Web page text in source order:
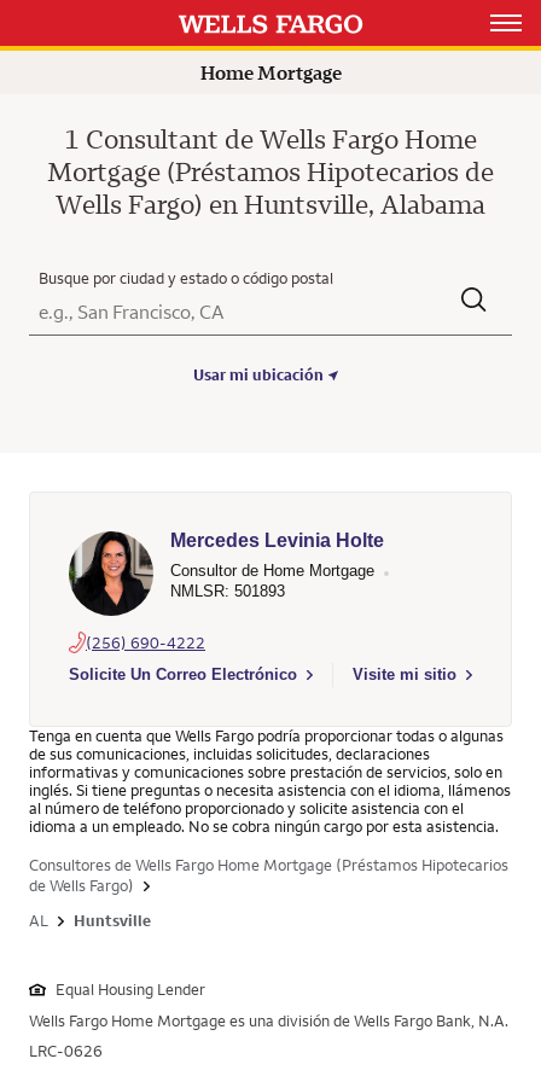
Open
Home Mortgage
1 Consultant de Wells Fargo Home
Mortgage (Préstamos Hipotecarios de
Wells Fargo) en Huntsville, Alabama
Busque por ciudad y estado o código postal
Ciudad, Estado/Provincia, Código postal o Ciudad y País
Submit a search.
Usar mi ubicación
Mercedes Levinia Holte
Consultor de Home Mortgage
NMLSR: 501893
(256) 690-4222
Solicite Un Correo Electrónico
Select to send email to Mercedes Levinia Holte - 501893 -
Visite mi sitio
Tenga en cuenta que Wells Fargo podría proporcionar todas o algunas
de sus comunicaciones, incluidas solicitudes, declaraciones
informativas y comunicaciones sobre prestación de servicios, solo en
inglés. Si tiene preguntas o necesita asistencia con el idioma, llámenos
al número de teléfono proporcionado y solicite asistencia con el
idioma a un empleado. No se cobra ningún cargo por esta asistencia.
Consultores de Wells Fargo Home Mortgage (Préstamos Hipotecarios
de Wells Fargo)
AL
Huntsville
Equal Housing Lender
Wells Fargo Home Mortgage es una división de Wells Fargo Bank, N.A.
LRC-0626